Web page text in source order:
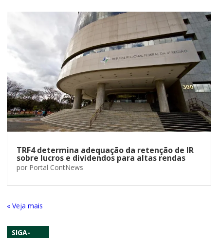
TRF4 determina adequação da retenção de IR
sobre lucros e dividendos para altas rendas
por Portal ContNews
« Entradas Antigas
SIGA-